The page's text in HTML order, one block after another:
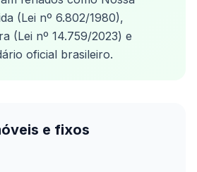
(Lei nº 6.802/1980),
(Lei nº 14.759/2023) e
oficial brasileiro.
e fixos